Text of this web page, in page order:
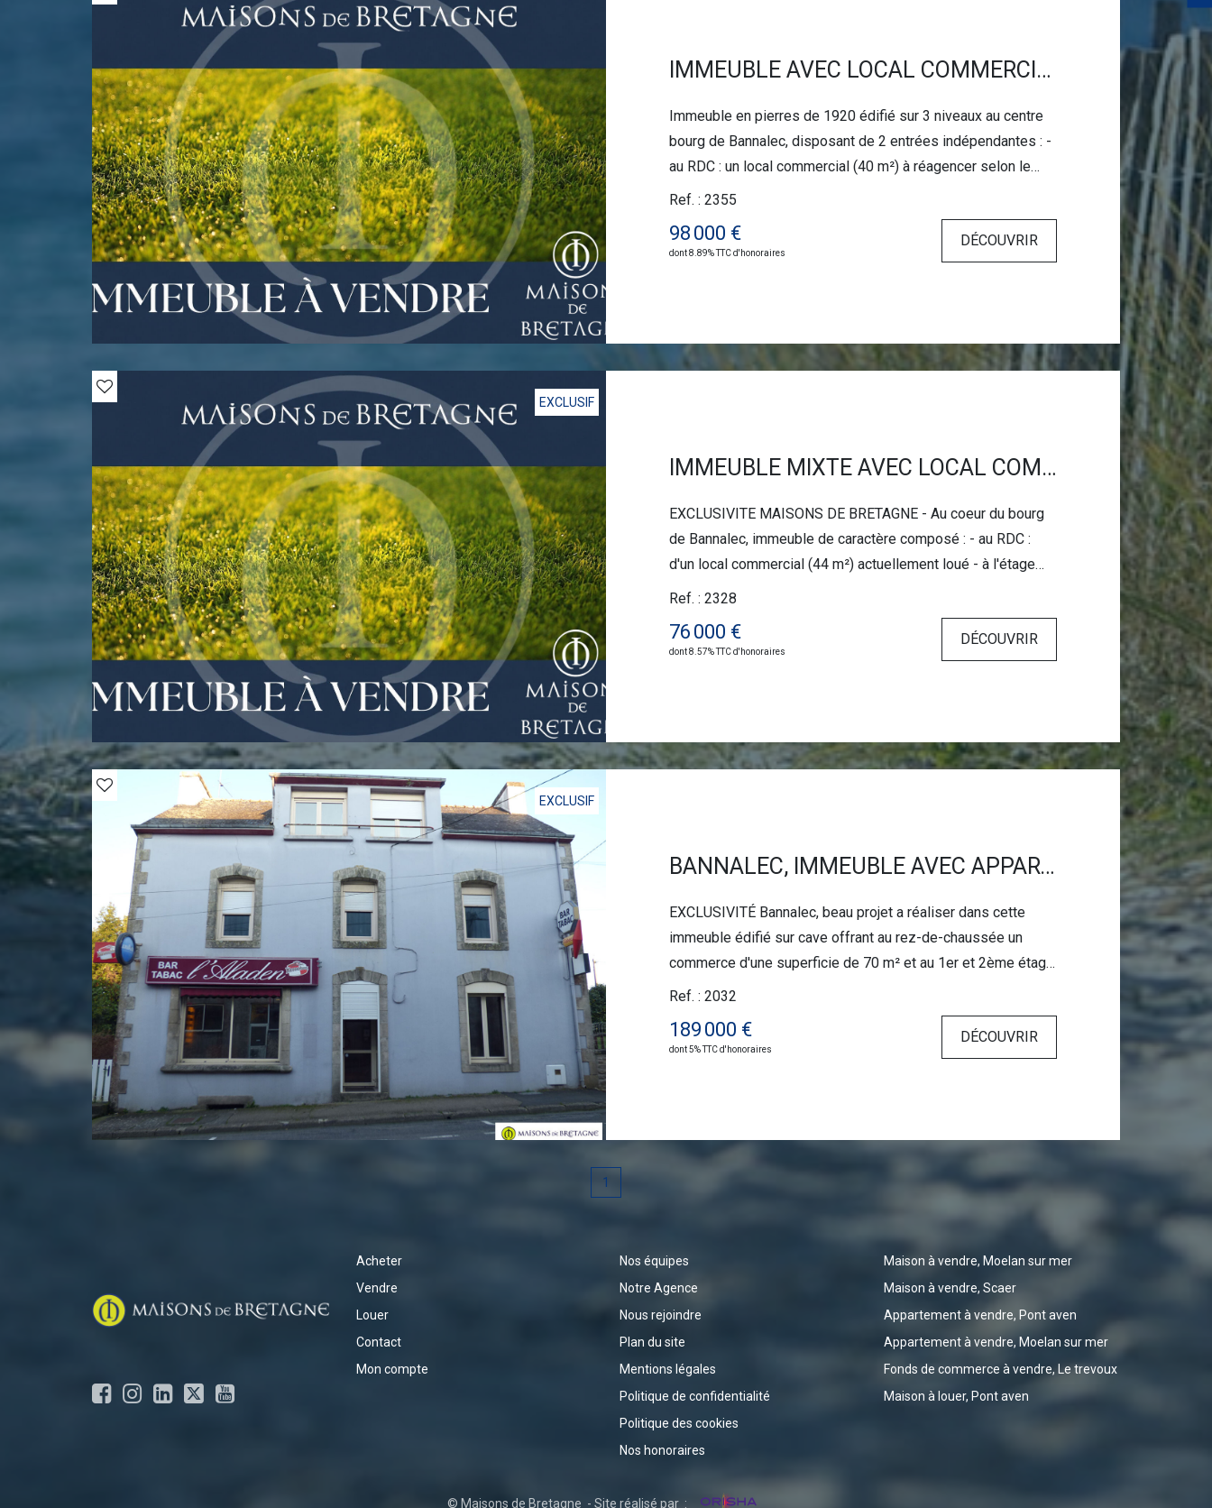
IMMEUBLE AVEC LOCAL COMMERCIAL ET APPARTEMENT
Immeuble en pierres de 1920 édifié sur 3 niveaux au centre
bourg de Bannalec, disposant de 2 entrées indépendantes : -
au RDC : un local commercial (40 m²) à réagencer selon le
projet à accueillir - étage : appartement avec potentiel
Ref. : 2355
98 000 €
dont 8.89% TTC d'honoraires
DÉCOUVRIR
EXCLUSIF
IMMEUBLE MIXTE AVEC LOCAL COMMERCIAL ET APPARTEMENT
EXCLUSIVITE MAISONS DE BRETAGNE - Au coeur du bourg
de Bannalec, immeuble de caractère composé : - au RDC :
d'un local commercial (44 m²) actuellement loué - à l'étage
sur dalle béton : triplex à rénover et aménager sur environ 50
m², offrant la possibilité de créer un T3, avec accès à une
large terrasse. Les entrées sont indépendantes, un garage et
Ref. : 2328
76 000 €
dont 8.57% TTC d'honoraires
DÉCOUVRIR
EXCLUSIF
BANNALEC, IMMEUBLE AVEC APPARTEMENT ET COMMERCE
EXCLUSIVITÉ Bannalec, beau projet a réaliser dans cette
immeuble édifié sur cave offrant au rez-de-chaussée un
commerce d'une superficie de 70 m² et au 1er et 2ème étage
un appartement en duplex d'une superficie de 115 m² environ
avec entrée indépendante à rafraîchir sur un terrain de 603m².
Raccordé au tout à l'égout.
Ref. : 2032
189 000 €
dont 5% TTC d'honoraires
DÉCOUVRIR
1
Acheter
Vendre
Louer
Contact
Mon compte
Nos équipes
Notre Agence
Nous rejoindre
Plan du site
Mentions légales
Politique de confidentialité
Politique des cookies
Nos honoraires
Maison à vendre, Moelan sur mer
Maison à vendre, Scaer
Appartement à vendre, Pont aven
Appartement à vendre, Moelan sur mer
Fonds de commerce à vendre, Le trevoux
Maison à louer, Pont aven
© Maisons de Bretagne - Site réalisé par :